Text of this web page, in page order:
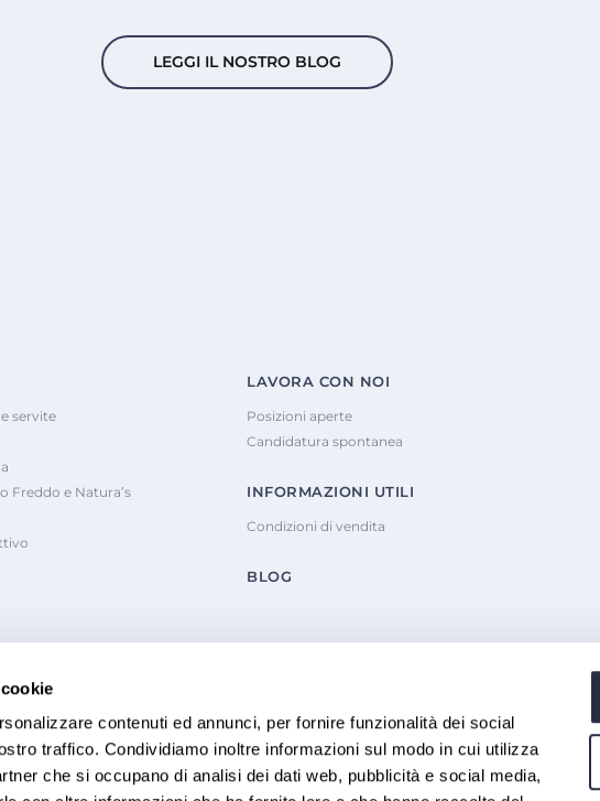
contenuti ed annunci, per fornire funzionalità dei social
traffico. Condividiamo inoltre informazioni sul modo in cui utilizza
che si occupano di analisi dei dati web, pubblicità e social media,
LEGGI IL NOSTRO BLOG
servite
Freddo e Natura’s
LAVORA CON NOI
Posizioni aperte
Candidatura spontanea
INFORMAZIONI UTILI
Condizioni di vendita
BLOG